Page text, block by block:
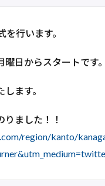
行います。
日からスタートです。
ます。
りました！！
region/kanto/